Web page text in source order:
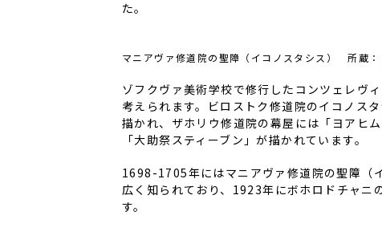
た。
マニアヴァ修道院の聖障（イコノスタシス） 所蔵：
ゾフクヴァ美術学校で修行したコンツェレヴ
考えられます。ビロストク修道院のイコノス
描かれ、ザホリウ修道院の幕屋には「ヨアヒ
「大助祭スティーブン」が描かれています。
1698-1705年にはマニアヴァ修道院の聖障（
広く知られており、1923年にボホロドチャニ
す。